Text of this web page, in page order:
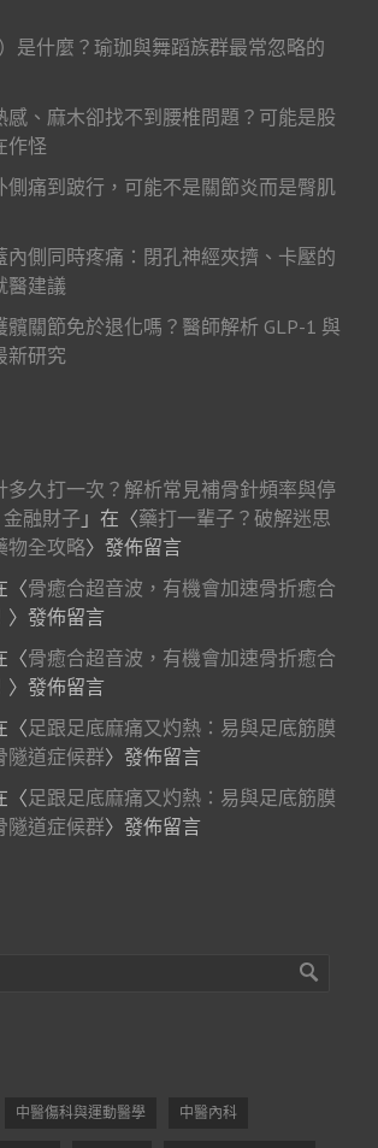
是什麼？瑜珈與舞蹈族群最常忽略的
感、麻木卻找不到腰椎問題？可能是股
作怪
側痛到跛行，可能不是關節炎而是臀肌
內側同時疼痛：閉孔神經夾擠、卡壓的
醫建議
髖關節免於退化嗎？醫師解析 GLP-1 與
新研究
多久打一次？解析常見補骨針頻率與停
融財子 」在〈藥打一輩子？破解迷思
物全攻略〉發佈留言
〈骨癒合超音波，有機會加速骨折癒合
〉發佈留言
〈骨癒合超音波，有機會加速骨折癒合
〉發佈留言
〈足跟足底麻痛又灼熱：易與足底筋膜
隧道症候群〉發佈留言
〈足跟足底麻痛又灼熱：易與足底筋膜
隧道症候群〉發佈留言
中醫傷科與運動醫學 中醫內科